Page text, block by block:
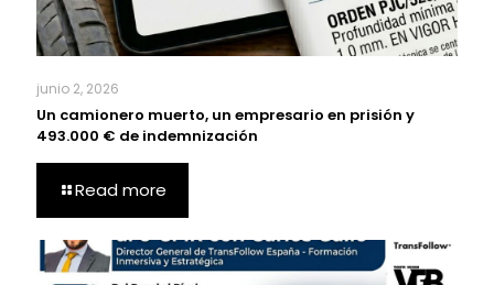
junio 2, 2026
Un camionero muerto, un empresario en prisión y
493.000 € de indemnización
Read more